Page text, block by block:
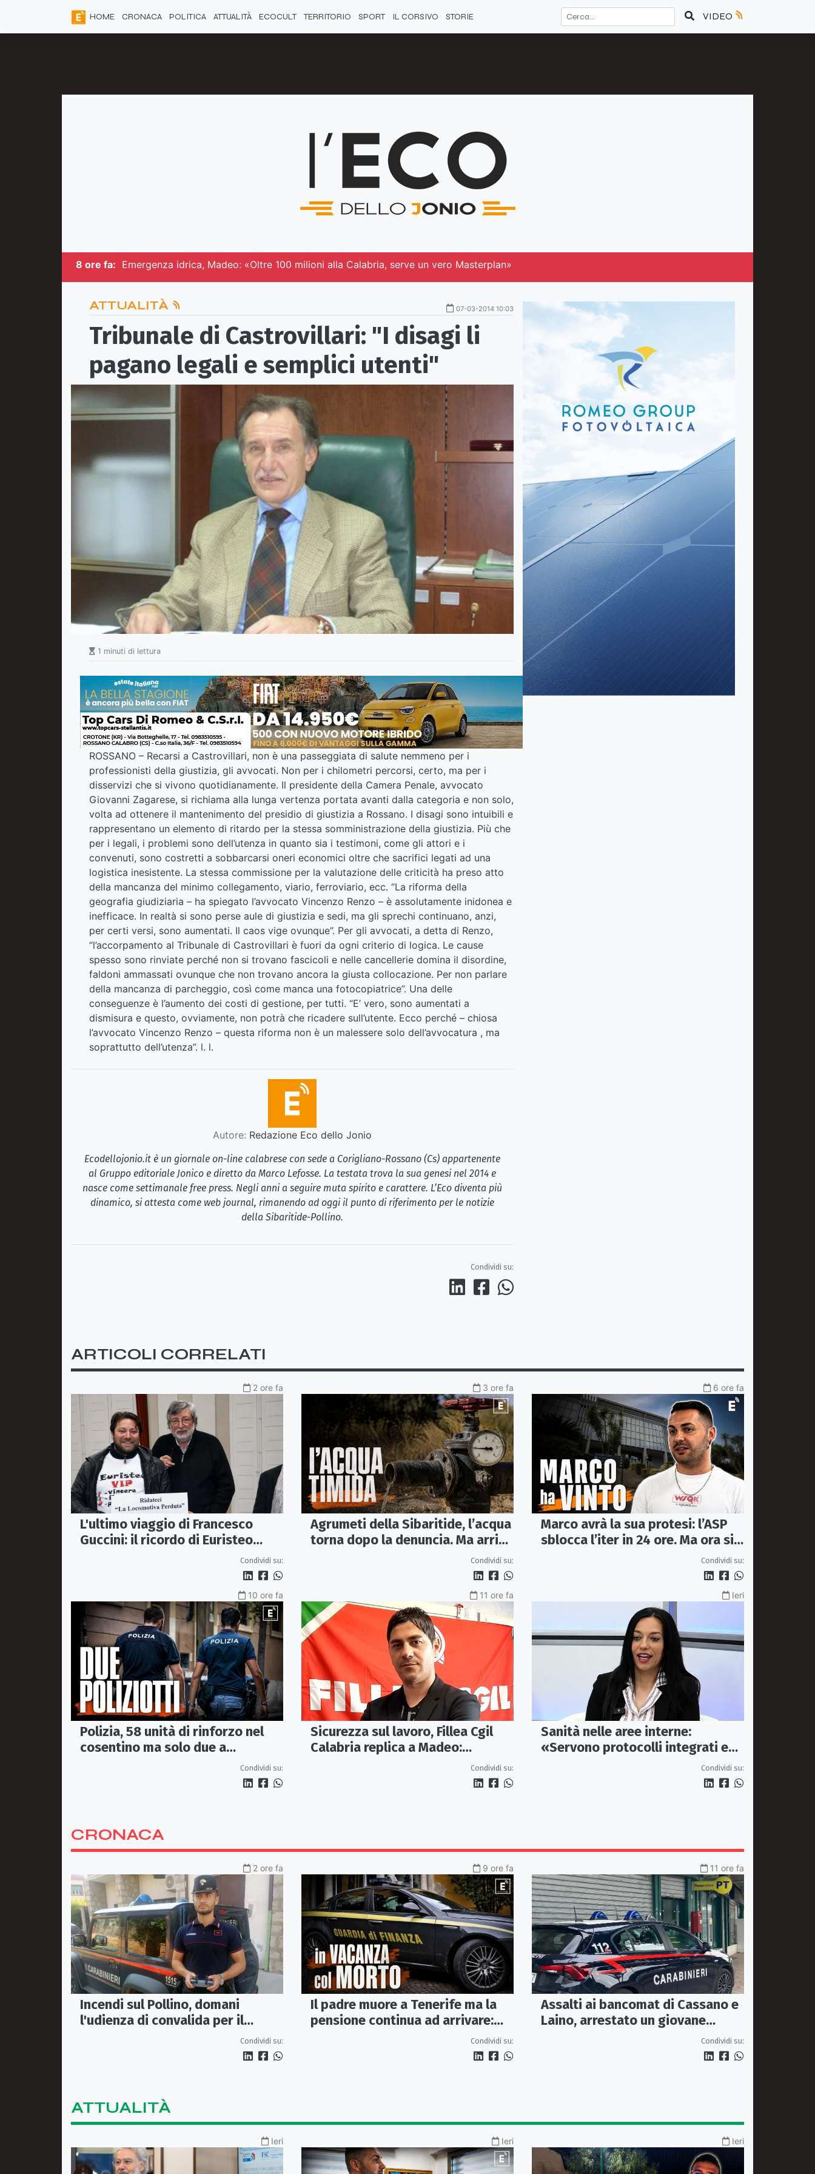
HOME CRONACA POLITICA ATTUALITÀ ECOCULT TERRITORIO SPORT IL CORSIVO STORIE VIDEO
8 ore fa: Emergenza idrica, Madeo: «Oltre 100 milioni alla Calabria, serve un vero Masterplan»
ATTUALITÀ 07-03-2014 10:03
Tribunale di Castrovillari: "I disagi li
pagano legali e semplici utenti"
1 minuti di lettura
ROSSANO – Recarsi a Castrovillari, non è una passeggiata di salute nemmeno per i
professionisti della giustizia, gli avvocati. Non per i chilometri percorsi, certo, ma per i
disservizi che si vivono quotidianamente. Il presidente della Camera Penale, avvocato
Giovanni Zagarese, si richiama alla lunga vertenza portata avanti dalla categoria e non solo,
volta ad ottenere il mantenimento del presidio di giustizia a Rossano. I disagi sono intuibili e
rappresentano un elemento di ritardo per la stessa somministrazione della giustizia. Più che
per i legali, i problemi sono dell’utenza in quanto sia i testimoni, come gli attori e i
convenuti, sono costretti a sobbarcarsi oneri economici oltre che sacrifici legati ad una
logistica inesistente. La stessa commissione per la valutazione delle criticità ha preso atto
della mancanza del minimo collegamento, viario, ferroviario, ecc. “La riforma della
geografia giudiziaria – ha spiegato l’avvocato Vincenzo Renzo – è assolutamente inidonea e
inefficace. In realtà si sono perse aule di giustizia e sedi, ma gli sprechi continuano, anzi,
per certi versi, sono aumentati. Il caos vige ovunque”. Per gli avvocati, a detta di Renzo,
“l’accorpamento al Tribunale di Castrovillari è fuori da ogni criterio di logica. Le cause
spesso sono rinviate perché non si trovano fascicoli e nelle cancellerie domina il disordine,
faldoni ammassati ovunque che non trovano ancora la giusta collocazione. Per non parlare
della mancanza di parcheggio, così come manca una fotocopiatrice”. Una delle
conseguenze è l’aumento dei costi di gestione, per tutti. “E’ vero, sono aumentati a
dismisura e questo, ovviamente, non potrà che ricadere sull’utente. Ecco perché – chiosa
l’avvocato Vincenzo Renzo – questa riforma non è un malessere solo dell’avvocatura , ma
soprattutto dell’utenza”. l. l.
Autore: Redazione Eco dello Jonio
Ecodellojonio.it è un giornale on-line calabrese con sede a Corigliano-Rossano (Cs) appartenente
al Gruppo editoriale Jonico e diretto da Marco Lefosse. La testata trova la sua genesi nel 2014 e
nasce come settimanale free press. Negli anni a seguire muta spirito e carattere. L’Eco diventa più
dinamico, si attesta come web journal, rimanendo ad oggi il punto di riferimento per le notizie
della Sibaritide-Pollino.
Condividi su:
ARTICOLI CORRELATI
2 ore fa
L'ultimo viaggio di Francesco
Guccini: il ricordo di Euristeo
Condividi su:
3 ore fa
Agrumeti della Sibaritide, l’acqua
torna dopo la denuncia. Ma arriva
con un terzo della pressioneCondividi su:
6 ore fa
Marco avrà la sua protesi: l’ASP
sblocca l’iter in 24 ore. Ma ora si
apre il caso dell’Ufficio ausiliCondividi su:
10 ore fa
Polizia, 58 unità di rinforzo nel
cosentino ma solo due a
Corigliano-Rossano e due aCondividi su:
11 ore fa
Sicurezza sul lavoro, Fillea Cgil
Calabria replica a Madeo:
«Servono controlli, non incentivi
Condividi su:
Ieri
Sanità nelle aree interne:
«Servono protocolli integrati e
mezzi dedicati per garantireCondividi su:
CRONACA
2 ore fa
Incendi sul Pollino, domani
l'udienza di convalida per il
presunto piromane: il PM ha
chiesto la misura in carcere
Condividi su:
9 ore fa
Il padre muore a Tenerife ma la
pensione continua ad arrivare:
Condividi su:
11 ore fa
Assalti ai bancomat di Cassano e
Laino, arrestato un giovane
Condividi su:
ATTUALITÀ
Ieri Ieri Ieri